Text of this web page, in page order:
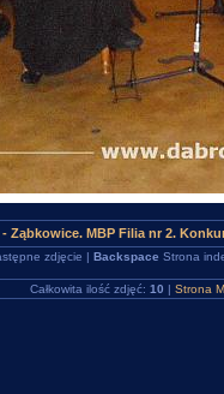
- Ząbkowice. MBP Filia nr 2.
zdjęcie | Backspace Strona
Całkowita ilość zdjęć: 10 | Strona